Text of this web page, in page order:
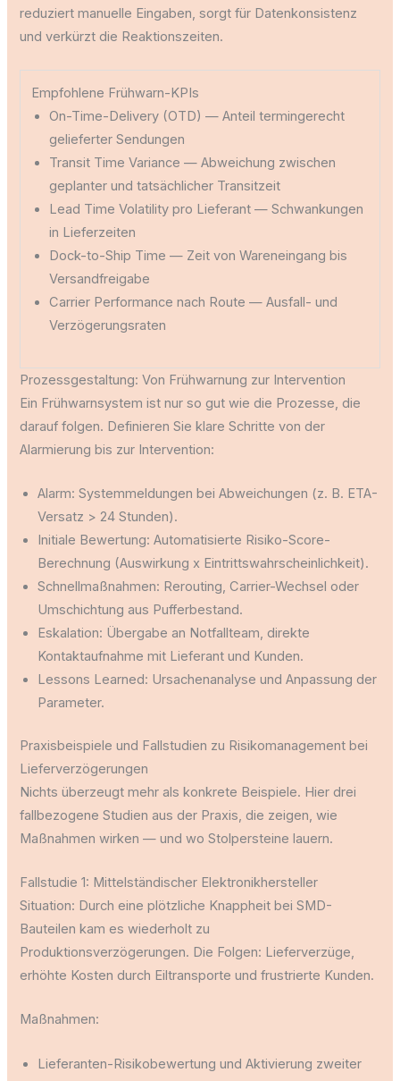
reduziert manuelle Eingaben, sorgt für Datenkonsistenz
und verkürzt die Reaktionszeiten.
Empfohlene Frühwarn-KPIs
On-Time-Delivery (OTD) — Anteil termingerecht
gelieferter Sendungen
Transit Time Variance — Abweichung zwischen
geplanter und tatsächlicher Transitzeit
Lead Time Volatility pro Lieferant — Schwankungen
in Lieferzeiten
Dock-to-Ship Time — Zeit von Wareneingang bis
Versandfreigabe
Carrier Performance nach Route — Ausfall- und
Verzögerungsraten
Prozessgestaltung: Von Frühwarnung zur Intervention
Ein Frühwarnsystem ist nur so gut wie die Prozesse, die
darauf folgen. Definieren Sie klare Schritte von der
Alarmierung bis zur Intervention:
Alarm: Systemmeldungen bei Abweichungen (z. B. ETA-
Versatz > 24 Stunden).
Initiale Bewertung: Automatisierte Risiko-Score-
Berechnung (Auswirkung x Eintrittswahrscheinlichkeit).
Schnellmaßnahmen: Rerouting, Carrier-Wechsel oder
Umschichtung aus Pufferbestand.
Eskalation: Übergabe an Notfallteam, direkte
Kontaktaufnahme mit Lieferant und Kunden.
Lessons Learned: Ursachenanalyse und Anpassung der
Parameter.
Praxisbeispiele und Fallstudien zu Risikomanagement bei
Lieferverzögerungen
Nichts überzeugt mehr als konkrete Beispiele. Hier drei
fallbezogene Studien aus der Praxis, die zeigen, wie
Maßnahmen wirken — und wo Stolpersteine lauern.
Fallstudie 1: Mittelständischer Elektronikhersteller
Situation: Durch eine plötzliche Knappheit bei SMD-
Bauteilen kam es wiederholt zu
Produktionsverzögerungen. Die Folgen: Lieferverzüge,
erhöhte Kosten durch Eiltransporte und frustrierte Kunden.
Maßnahmen:
Lieferanten-Risikobewertung und Aktivierung zweiter